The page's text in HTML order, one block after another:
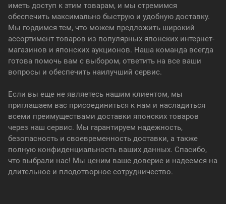
иметь доступ к этим товарам, и мы стремимся
обеспечить максимально быструю и удобную доставку.
Мы гордимся тем, что можем предложить широкий
ассортимент товаров из популярных японских интернет-
магазинов и японских аукционов. Наша команда всегда
готова помочь вам с выбором, ответить на все ваши
вопросы и обеспечить наилучший сервис.
Если вы еще не являетесь нашим клиентом, мы
приглашаем вас присоединиться к нам и насладиться
всеми преимуществами доставки японских товаров
через наш сервис. Мы гарантируем надежность,
безопасность и своевременность доставки, а также
полную конфиденциальность ваших данных. Спасибо,
что выбрали нас! Мы ценим ваше доверие и надеемся на
длительное и плодотворное сотрудничество.